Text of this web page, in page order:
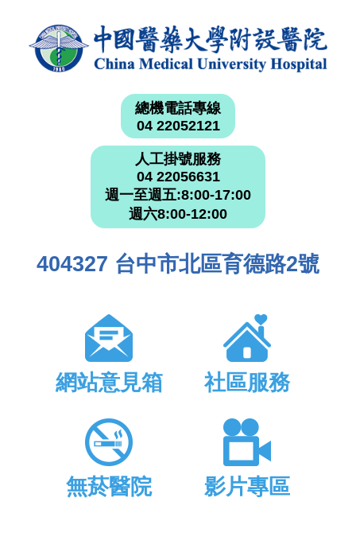
總機電話專線
04 22052121
人工掛號服務
04 22056631
週一至週五:8:00-17:00
週六8:00-12:00
404327 台中市北區育德路2號
網站意見箱 社區服務
無菸醫院 影片專區